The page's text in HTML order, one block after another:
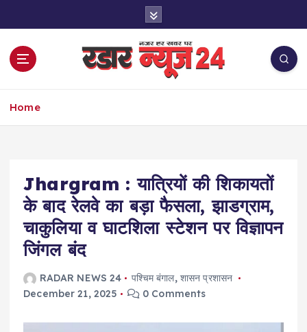
Home
Jhargram : यात्रियों की शिकायतों
के बाद रेलवे का बड़ा फैसला, झाडग्राम,
चाकुलिया व घाटशिला स्टेशन पर विज्ञापन
जिंगल बंद
RADAR NEWS 24 पश्चिम बंगाल, शासन प्रशासन
December 21, 2025
0 Comments